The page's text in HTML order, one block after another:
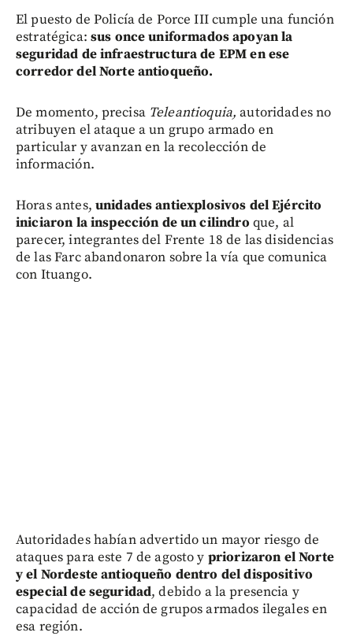
El puesto de Policía de Porce III cumple una función
estratégica: sus once uniformados apoyan la
seguridad de infraestructura de EPM en ese
corredor del Norte antioqueño.
De momento, precisa Teleantioquia,autoridades no
atribuyen el ataque a un grupo armado en
particular y avanzan en la recolección de
información.
Horas antes, unidades antiexplosivos del Ejército
iniciaron la inspección de un cilindro que, al
parecer, integrantes del Frente 18 de las disidencias
de las Farc abandonaron sobre la vía que comunica
con Ituango.
Autoridades habían advertido un mayor riesgo de
ataques para este 7 de agosto y priorizaron el Norte
y el Nordeste antioqueño dentro del dispositivo
especial de seguridad, debido a la presencia y
capacidad de acción de grupos armados ilegales en
esa región.